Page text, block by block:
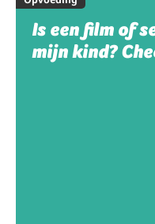
Is een film of
mijn kind?